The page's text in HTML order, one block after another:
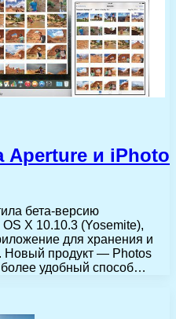
Aperture и iPhoto
бета-версию
X 10.10.3 (Yosemite),
для хранения и
Новый продукт — Photos
удобный способ…